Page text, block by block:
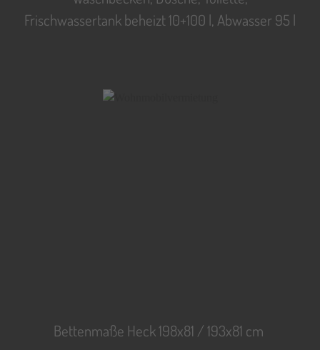
Frischwassertank beheizt 10+100 l, Abwasser 95 l
Bettenmaße Heck 198x81 / 193x81 cm